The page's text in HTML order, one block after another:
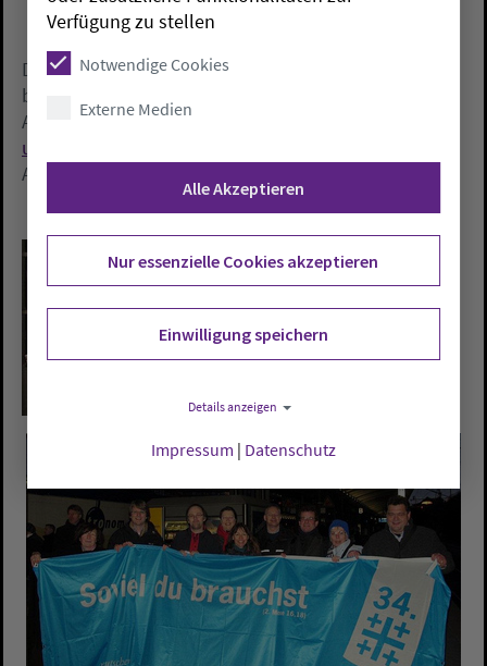
Die Gesamtkosten für die Tour mit Kirchentagseintritt
betragen 209 Euro, ermäßigt 169 Euro. Näheres und
Anmeldungen bei Pastor Udo Dreyer, unter
udo.dreyer@gmx.de
Anmeldeschluss ist der 12. Februar.
Verfügung zu stellen
Notwendige Cookies
Externe Medien
Alle Akzeptieren
Nur essenzielle Cookies akzeptieren
Einwilligung speichern
Details anzeigen
Impressum | Datenschutz